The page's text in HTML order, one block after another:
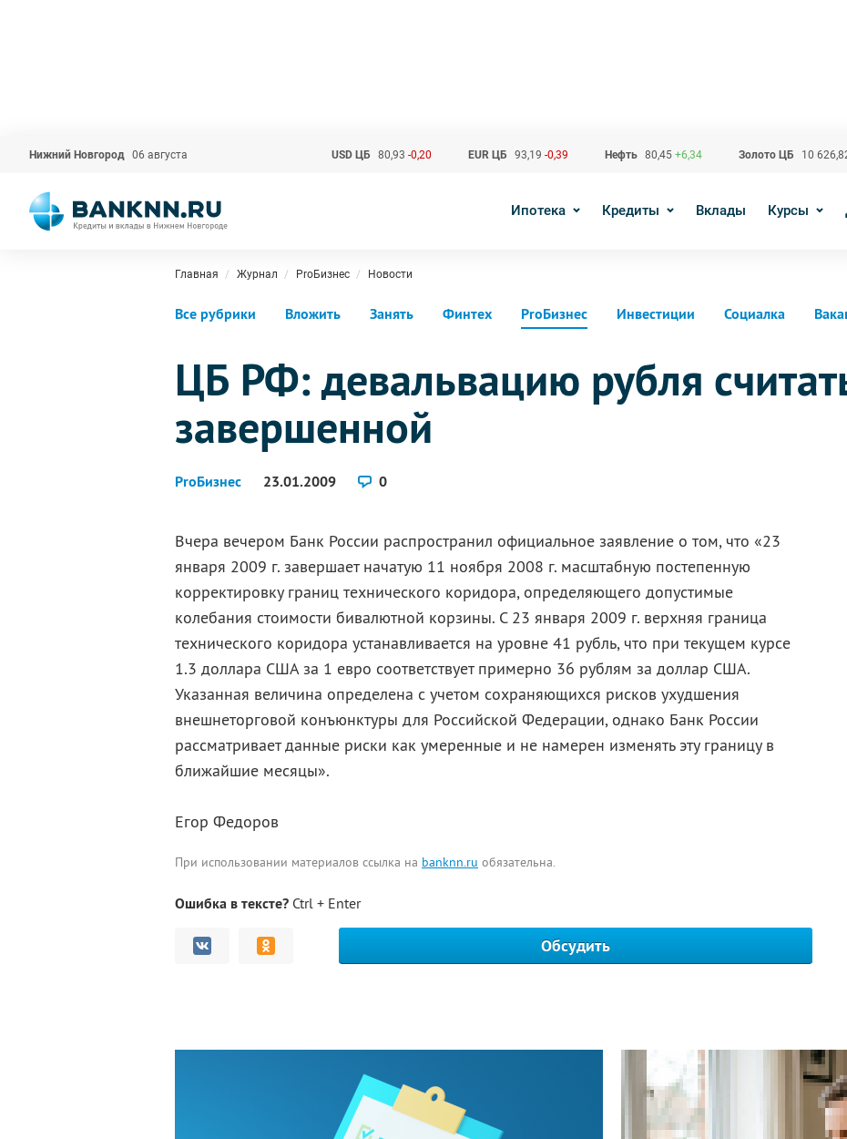
Нижний Новгород 06 августа USD ЦБ 80,93 -0,20 EUR ЦБ 93,19 -0,39 Нефть 80,45 +6,34 Золото ЦБ 10
Ипотека Кредиты Вклады Курсы
Главная Журнал ProБизнес Новости
Все рубрики Вложить Занять Финтех ProБизнес Инвестиции Социалка
ЦБ РФ: девальвацию рубля
завершенной
ProБизнес 23.01.2009 0
Вчера вечером Банк России распространил официальное заявление о том, что «23
января 2009 г. завершает начатую 11 ноября 2008 г. масштабную постепенную
корректировку границ технического коридора, определяющего допустимые
колебания стоимости бивалютной корзины. С 23 января 2009 г. верхняя граница
технического коридора устанавливается на уровне 41 рубль, что при текущем курсе
1.3 доллара США за 1 евро соответствует примерно 36 рублям за доллар США.
Указанная величина определена с учетом сохраняющихся рисков ухудшения
внешнеторговой конъюнктуры для Российской Федерации, однако Банк России
рассматривает данные риски как умеренные и не намерен изменять эту границу в
ближайшие месяцы».
Егор Федоров
При использовании материалов ссылка на banknn.ru обязательна.
Ошибка в тексте? Ctrl + Enter
Обсудить